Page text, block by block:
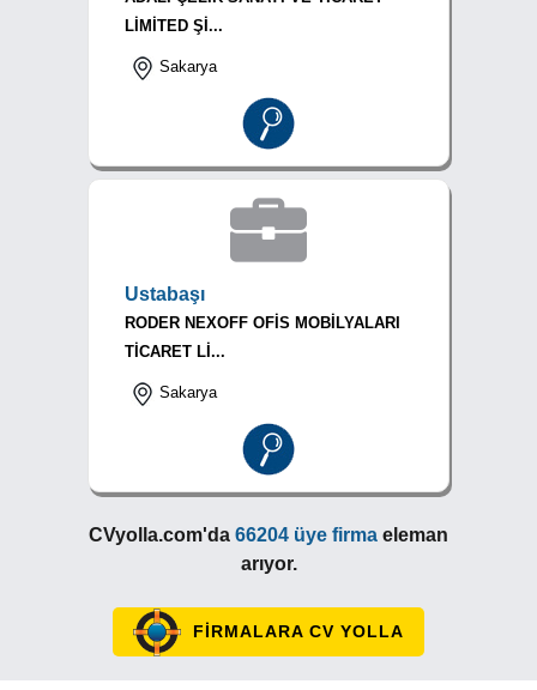
LİMİTED Şİ...
Sakarya
Ustabaşı
RODER NEXOFF OFİS MOBİLYALARI
TİCARET Lİ...
Sakarya
CVyolla.com'da 66204 üye firma eleman
arıyor.
FİRMALARA CV YOLLA